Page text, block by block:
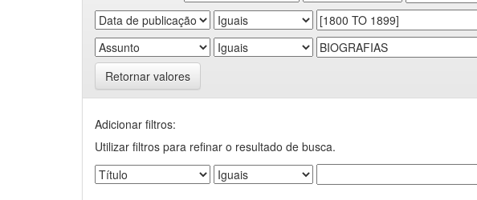
Retornar valores
Adicionar filtros:
Utilizar filtros para refinar o resultado de busca.